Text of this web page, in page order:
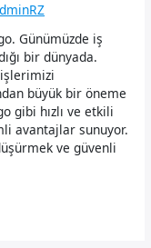
Günümüzde iş
bir dünyada.
büyük bir öneme
gibi hızlı ve etkili
avantajlar sunuyor.
ve güvenli